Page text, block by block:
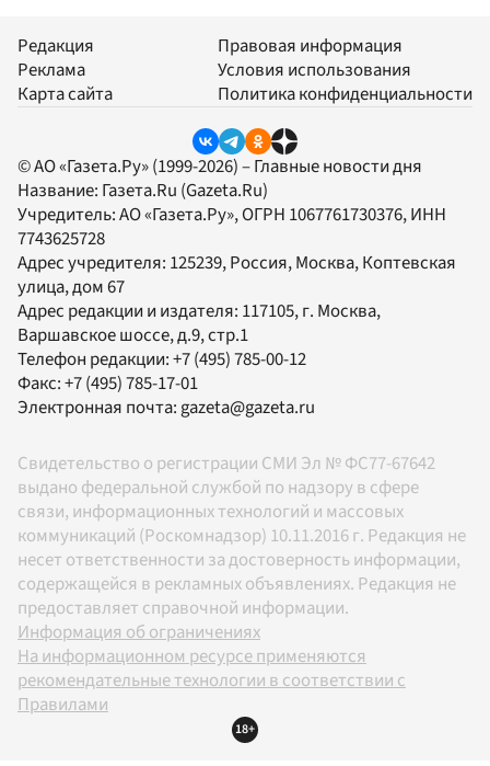
Редакция
Реклама
Карта сайта
Правовая информация
Условия использования
Политика конфиденциальности
© АО «Газета.Ру» (1999-2026) – Главные новости дня
Название: Газета.Ru (Gazeta.Ru)
Учредитель:АО «Газета.Ру», ОГРН 1067761730376, ИНН
7743625728
Адрес учредителя: 125239, Россия, Москва, Коптевская
улица, дом 67
Адрес редакции и издателя: 117105, г. Москва,
Варшавское шоссе, д.9, стр.1
Телефон редакции:+7 (495) 785-00-12
Факс:+7 (495) 785-17-01
Электронная почта:gazeta@gazeta.ru
Свидетельство о регистрации СМИ Эл № ФС77-67642
выдано федеральной службой по надзору в сфере
связи, информационных технологий и массовых
коммуникаций (Роскомнадзор) 10.11.2016 г. Редакция не
несет ответственности за достоверность информации,
содержащейся в рекламных объявлениях. Редакция не
предоставляет справочной информации.
Информация об ограничениях
На информационном ресурсе применяются
рекомендательные технологии в соответствии с
Правилами
18+